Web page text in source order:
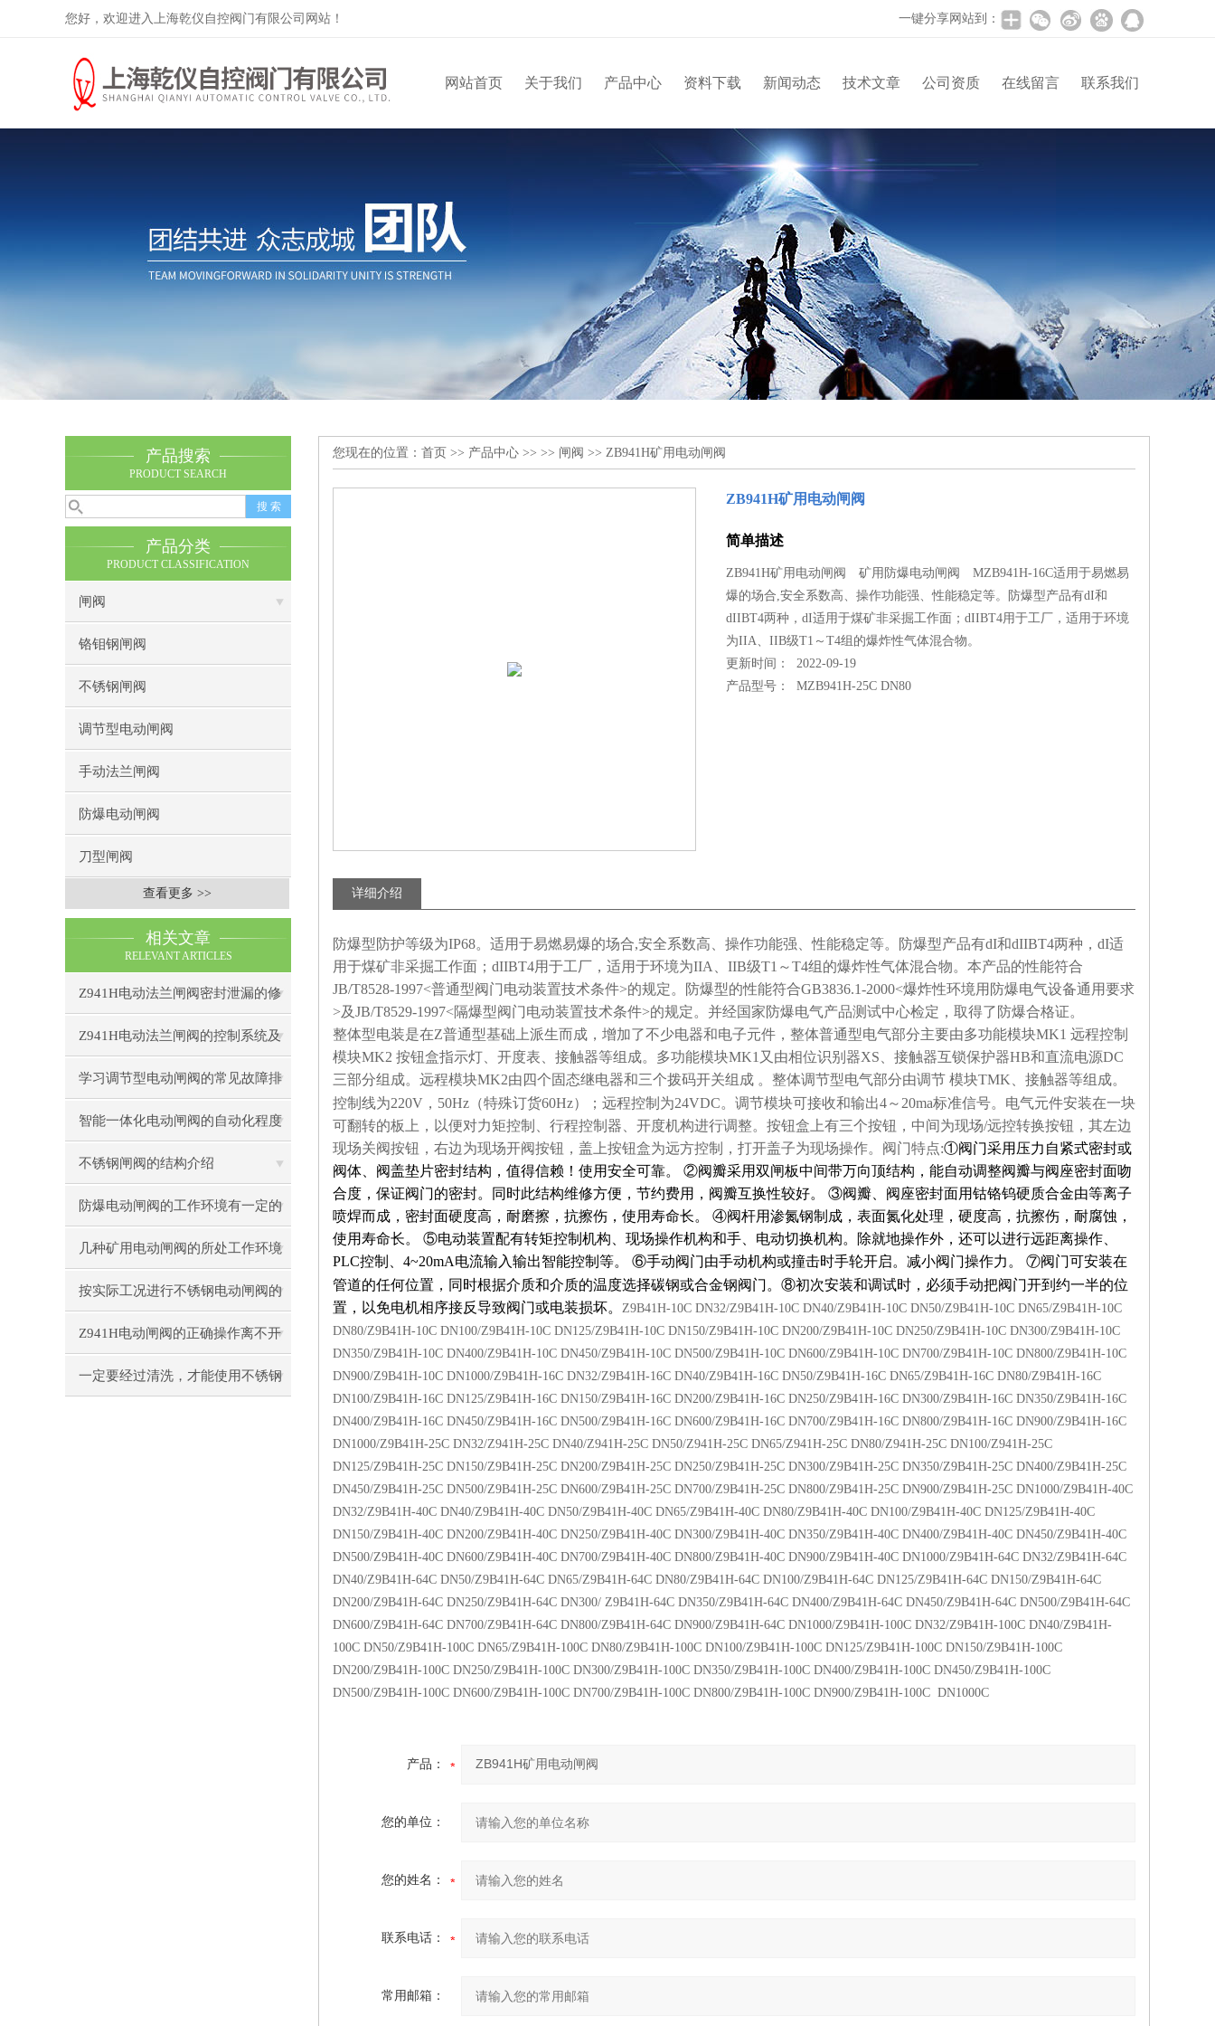
您好，欢迎进入上海乾仪自控阀门有限公司网站！ 一键分享网站到：
网站首页 关于我们 产品中心 资料下载 新闻动态 技术文章 公司资质 在线留言 联系我们
产品搜索
PRODUCT SEARCH
产品分类
PRODUCT CLASSIFICATION
闸阀
铬钼钢闸阀
不锈钢闸阀
调节型电动闸阀
手动法兰闸阀
防爆电动闸阀
刀型闸阀
查看更多 >>
相关文章
RELEVANT ARTICLES
Z941H电动法兰闸阀密封泄漏的修
复技巧与预防措施
Z941H电动法兰闸阀的控制系统及
智能化发展趋势
学习调节型电动闸阀的常见故障排
除方法
智能一体化电动闸阀的自动化程度
如何？
不锈钢闸阀的结构介绍
防爆电动闸阀的工作环境有一定的
要求
几种矿用电动闸阀的所处工作环境
汇总
按实际工况进行不锈钢电动闸阀的
选择很有必要
Z941H电动闸阀的正确操作离不开
理论的认识
一定要经过清洗，才能使用不锈钢
您现在的位置： 首页 >> 产品中心 >> >> 闸阀 >> ZB941H矿用电动闸阀
ZB941H矿用电动闸阀
简单描述
ZB941H矿用电动闸阀 矿用防爆电动闸阀 MZB941H-16C适用于易燃易
爆的场合,安全系数高、操作功能强、性能稳定等。防爆型产品有dI和
dIIBT4两种，dI适用于煤矿非采掘工作面；dIIBT4用于工厂，适用于环境
为IIA、IIB级T1～T4组的爆炸性气体混合物。
更新时间： 2022-09-19
产品型号：MZB941H-25C DN80
详细介绍
防爆型防护等级为IP68。适用于易燃易爆的场合,安全系数高、操作功能强、性能稳定等。防爆型产品有dI和dIIBT4两种，dI适
用于煤矿非采掘工作面；dIIBT4用于工厂，适用于环境为IIA、IIB级T1～T4组的爆炸性气体混合物。本产品的性能符合
JB/T8528-1997<普通型阀门电动装置技术条件>的规定。防爆型的性能符合GB3836.1-2000<爆炸性环境用防爆电气设备通用要求
>及JB/T8529-1997<隔爆型阀门电动装置技术条件>的规定。并经国家防爆电气产品测试中心检定，取得了防爆合格证。
整体型电装是在Z普通型基础上派生而成，增加了不少电器和电子元件，整体普通型电气部分主要由多功能模块MK1 远程控制
模块MK2 按钮盒指示灯、开度表、接触器等组成。多功能模块MK1 又由相位识别器XS 、接触器互锁保护器HB和直流电源DC
三部分组成。远程模块MK2由四个固态继电器和三个拨码开关组成 。整体调节型电气部分由调节 模块TMK 、接触器等组成。
控制线为220V，50Hz（特殊订货60Hz）；远程控制为24VDC。 调节模块可接收和输出4～ 20ma标准信号。电气元件安装在一块
可翻转的板上，以便对力矩控制、行程控制器、开度机构进行调整。按钮盒上有三个按钮，中间为现场/远控转换按钮，其左边
现场关阀按钮，右边为现场开阀按钮，盖上按钮盒为远方控制，打开盖子为现场操作。阀门特点:①阀门采用压力自紧式密封或
阀体、阀盖垫片密封结构，值得信赖！使用安全可靠。
②阀瓣采用双闸板中间带万向顶结构，能自动调整阀瓣与阀座密封面吻
合度，保证阀门的密封。同时此结构维修方便，节约费用，阀瓣互换性较好。
③阀瓣、阀座密封面用钴铬钨硬质合金由等离子
喷焊而成，密封面硬度高，耐磨擦，抗擦伤，使用寿命长。
④阀杆用渗氮钢制成，表面氮化处理，硬度高，抗擦伤，耐腐蚀，
使用寿命长。
⑤电动装置配有转矩控制机构、现场操作机构和手、电动切换机构。除就地操作外，还可以进行远距离操作、
PLC控制、 4~20mA电流输入输出智能控制等。 ⑥手动阀门由手动机构或撞击时手轮开启。减小阀门操作力。
⑦阀门可安装在
管道的任何位置，同时根据介质和介质的温度选择碳钢或合金钢阀门。⑧初次安装和调试时，必须手动把阀门开到约一半的位
置，以免电机相序接反导致阀门或电装损坏。 Z9B41H-10C DN32/Z9B41H-10C DN40/Z9B41H-10C DN50/Z9B41H-10C DN65/Z9B41H-10C
DN80/Z9B41H-10C DN100/Z9B41H-10C DN125/Z9B41H-10C DN150/Z9B41H-10C DN200/Z9B41H-10C DN250/Z9B41H-10C DN300/Z9B41H-10C
DN350/Z9B41H-10C DN400/Z9B41H-10C DN450/Z9B41H-10C DN500/Z9B41H-10C DN600/Z9B41H-10C DN700/Z9B41H-10C DN800/Z9B41H-10C
DN900/Z9B41H-10C DN1000/Z9B41H-16C DN32/Z9B41H-16C DN40/Z9B41H-16C DN50/Z9B41H-16C DN65/Z9B41H-16C DN80/Z9B41H-16C
DN100/Z9B41H-16C DN125/Z9B41H-16C DN150/Z9B41H-16C DN200/Z9B41H-16C DN250/Z9B41H-16C DN300/Z9B41H-16C DN350/Z9B41H-16C
DN400/Z9B41H-16C DN450/Z9B41H-16C DN500/Z9B41H-16C DN600/Z9B41H-16C DN700/Z9B41H-16C DN800/Z9B41H-16C DN900/Z9B41H-16C
DN1000/Z9B41H-25C DN32/Z941H-25C DN40/Z941H-25C DN50/Z941H-25C DN65/Z941H-25C DN80/Z941H-25C DN100/Z941H-25C
DN125/Z9B41H-25C DN150/Z9B41H-25C DN200/Z9B41H-25C DN250/Z9B41H-25C DN300/Z9B41H-25C DN350/Z9B41H-25C DN400/Z9B41H-25C
DN450/Z9B41H-25C DN500/Z9B41H-25C DN600/Z9B41H-25C DN700/Z9B41H-25C DN800/Z9B41H-25C DN900/Z9B41H-25C DN1000/Z9B41H-40C
DN32/Z9B41H-40C DN40/Z9B41H-40C DN50/Z9B41H-40C DN65/Z9B41H-40C DN80/Z9B41H-40C DN100/Z9B41H-40C DN125/Z9B41H-40C
DN150/Z9B41H-40C DN200/Z9B41H-40C DN250/Z9B41H-40C DN300/Z9B41H-40C DN350/Z9B41H-40C DN400/Z9B41H-40C DN450/Z9B41H-40C
DN500/Z9B41H-40C DN600/Z9B41H-40C DN700/Z9B41H-40C DN800/Z9B41H-40C DN900/Z9B41H-40C DN1000/Z9B41H-64C DN32/Z9B41H-64C
DN40/Z9B41H-64C DN50/Z9B41H-64C DN65/Z9B41H-64C DN80/Z9B41H-64C DN100/Z9B41H-64C DN125/Z9B41H-64C DN150/Z9B41H-64C
DN200/Z9B41H-64C DN250/Z9B41H-64C DN300/ Z9B41H-64C DN350/Z9B41H-64C DN400/Z9B41H-64C DN450/Z9B41H-64C DN500/Z9B41H-64C
DN600/Z9B41H-64C DN700/Z9B41H-64C DN800/Z9B41H-64C DN900/Z9B41H-64C DN1000/Z9B41H-100C DN32/Z9B41H-100C DN40/Z9B41H-
100C DN50/Z9B41H-100C DN65/Z9B41H-100C DN80/Z9B41H-100C DN100/Z9B41H-100C DN125/Z9B41H-100C DN150/Z9B41H-100C
DN200/Z9B41H-100C DN250/Z9B41H-100C DN300/Z9B41H-100C DN350/Z9B41H-100C DN400/Z9B41H-100C DN450/Z9B41H-100C
DN500/Z9B41H-100C DN600/Z9B41H-100C DN700/Z9B41H-100C DN800/Z9B41H-100C DN900/Z9B41H-100C DN1000C
产品：
您的单位：
您的姓名：
联系电话：
常用邮箱：